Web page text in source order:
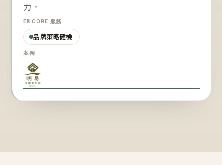
力。
ENCORE 服務
品牌策略健檢
案例